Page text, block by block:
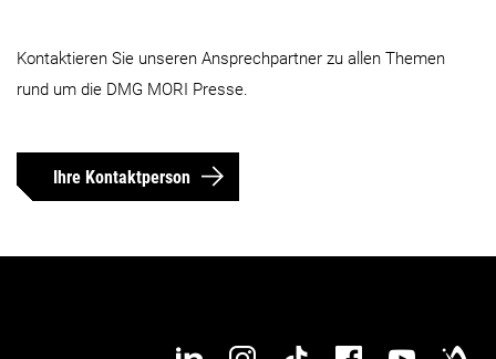
Kontaktieren Sie unseren Ansprechpartner zu allen Themen
rund um die DMG MORI Presse.
Ihre Kontaktperson